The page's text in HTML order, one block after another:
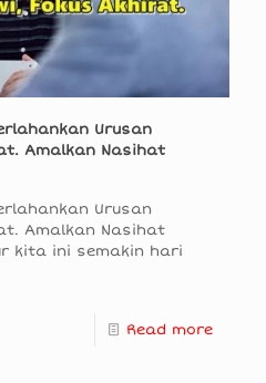
Urusan
Amalkan Nasihat
Urusan
Amalkan Nasihat
kita ini semakin hari
Read more